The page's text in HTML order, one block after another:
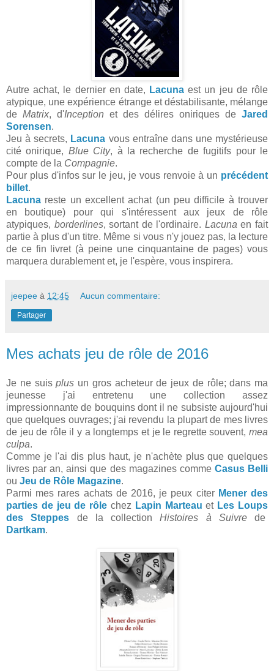
Autre achat, le dernier en date, Lacuna est un jeu de rôle
atypique, une expérience étrange et déstabilisante, mélange
de Matrix, d'Inception et des délires oniriques de Jared
Sorensen.
Jeu à secrets, Lacuna vous entraîne dans une mystérieuse
cité onirique, Blue City, à la recherche de fugitifs pour le
compte de la Compagnie.
Pour plus d'infos sur le jeu, je vous renvoie à un précédent
billet.
Lacuna reste un excellent achat (un peu difficile à trouver
en boutique) pour qui s'intéressent aux jeux de rôle
atypiques, borderlines, sortant de l'ordinaire. Lacunaen fait
partie à plus d'un titre. Même si vous n'y jouez pas, la lecture
de ce fin livret (à peine une cinquantaine de pages) vous
marquera durablement et, je l'espère, vous inspirera.
jeepee à 12:45 Aucun commentaire:
Partager
Mes achats jeu de rôle de 2016
Je ne suisplus un gros acheteur de jeux de rôle; dans ma
jeunesse j'ai entretenu une collection assez
impressionnante de bouquins dont il ne subsiste aujourd'hui
que quelques ouvrages; j'ai revendu la plupart de mes livres
de jeu de rôle il y a longtemps et je le regrette souvent, mea
culpa.
Comme je l'ai dis plus haut, je n'achète plus que quelques
livres par an, ainsi que des magazines comme Casus Belli
ou Jeu de Rôle Magazine.
Parmi mes rares achats de 2016, je peux citer Mener des
parties de jeu de rôle chez Lapin Marteau et Les Loups
des Steppes de la collectionHistoires à Suivrede
Dartkam.